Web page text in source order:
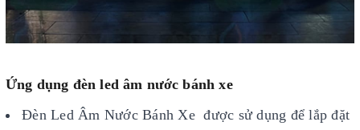
Ứng dụng đèn led âm nước bánh xe
Đèn Led Âm Nước Bánh Xe được sử dụng để lắp đặt